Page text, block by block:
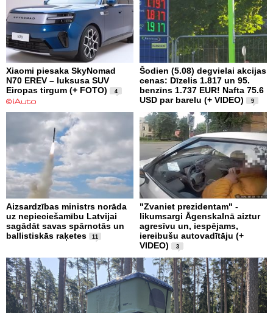
Xiaomi piesaka SkyNomad
N70 EREV – luksusa SUV
Eiropas tirgum (+ FOTO)
4
Šodien (5.08) degvielai akcijas
cenas: Dīzelis 1.817 un 95.
benzīns 1.737 EUR! Nafta 75.6
USD par barelu (+ VIDEO)
9
Aizsardzības ministrs norāda
uz nepieciešamību Latvijai
sagādāt savas spārnotās un
ballistiskās raķetes
11
"Zvaniet prezidentam" -
likumsargi Āgenskalnā aiztur
agresīvu un, iespējams,
iereibušu autovadītāju (+
VIDEO)
3